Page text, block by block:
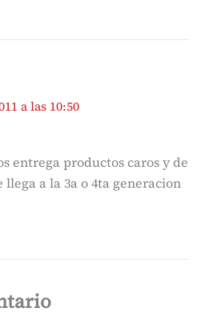
a las 10:50
entrega productos caros y de
a la 3a o 4ta generacion